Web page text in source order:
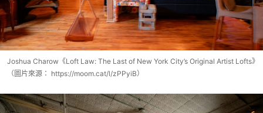
Joshua Charow《Loft Law: The Last of New York City’s Original Artist Lofts》
（圖片來源： https://moom.cat/l/zPPyiB）